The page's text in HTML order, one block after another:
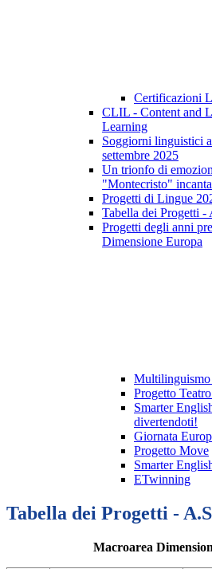
Certificazioni
CLIL - Content and
Learning
Soggiorni linguistici
settembre 2025
Un trionfo di
"Montecristo"
Progetti di Lingue
Tabella dei Progetti -
Progetti degli anni
Dimensione Europa
Multilinguismo
Progetto
Smarter
divertendoti!
Giornata
Progetto Move
Smarter
ETwinning
Tabella dei Progetti -
Macroarea